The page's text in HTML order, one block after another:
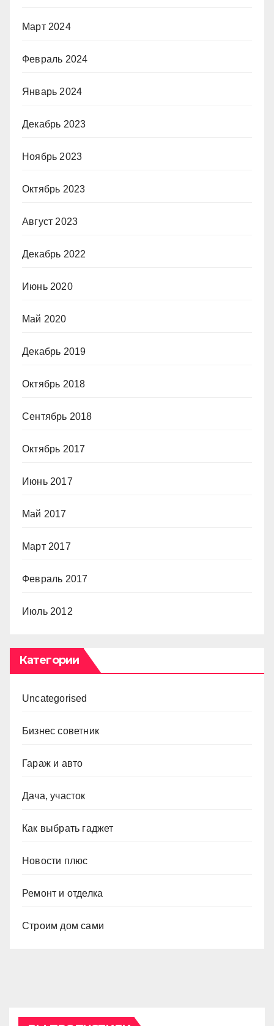
Март 2024
Февраль 2024
Январь 2024
Декабрь 2023
Ноябрь 2023
Октябрь 2023
Август 2023
Декабрь 2022
Июнь 2020
Май 2020
Декабрь 2019
Октябрь 2018
Сентябрь 2018
Октябрь 2017
Июнь 2017
Май 2017
Март 2017
Февраль 2017
Июль 2012
Категории
Uncategorised
Бизнес советник
Гараж и авто
Дача, участок
Как выбрать гаджет
Новости плюс
Ремонт и отделка
Строим дом сами